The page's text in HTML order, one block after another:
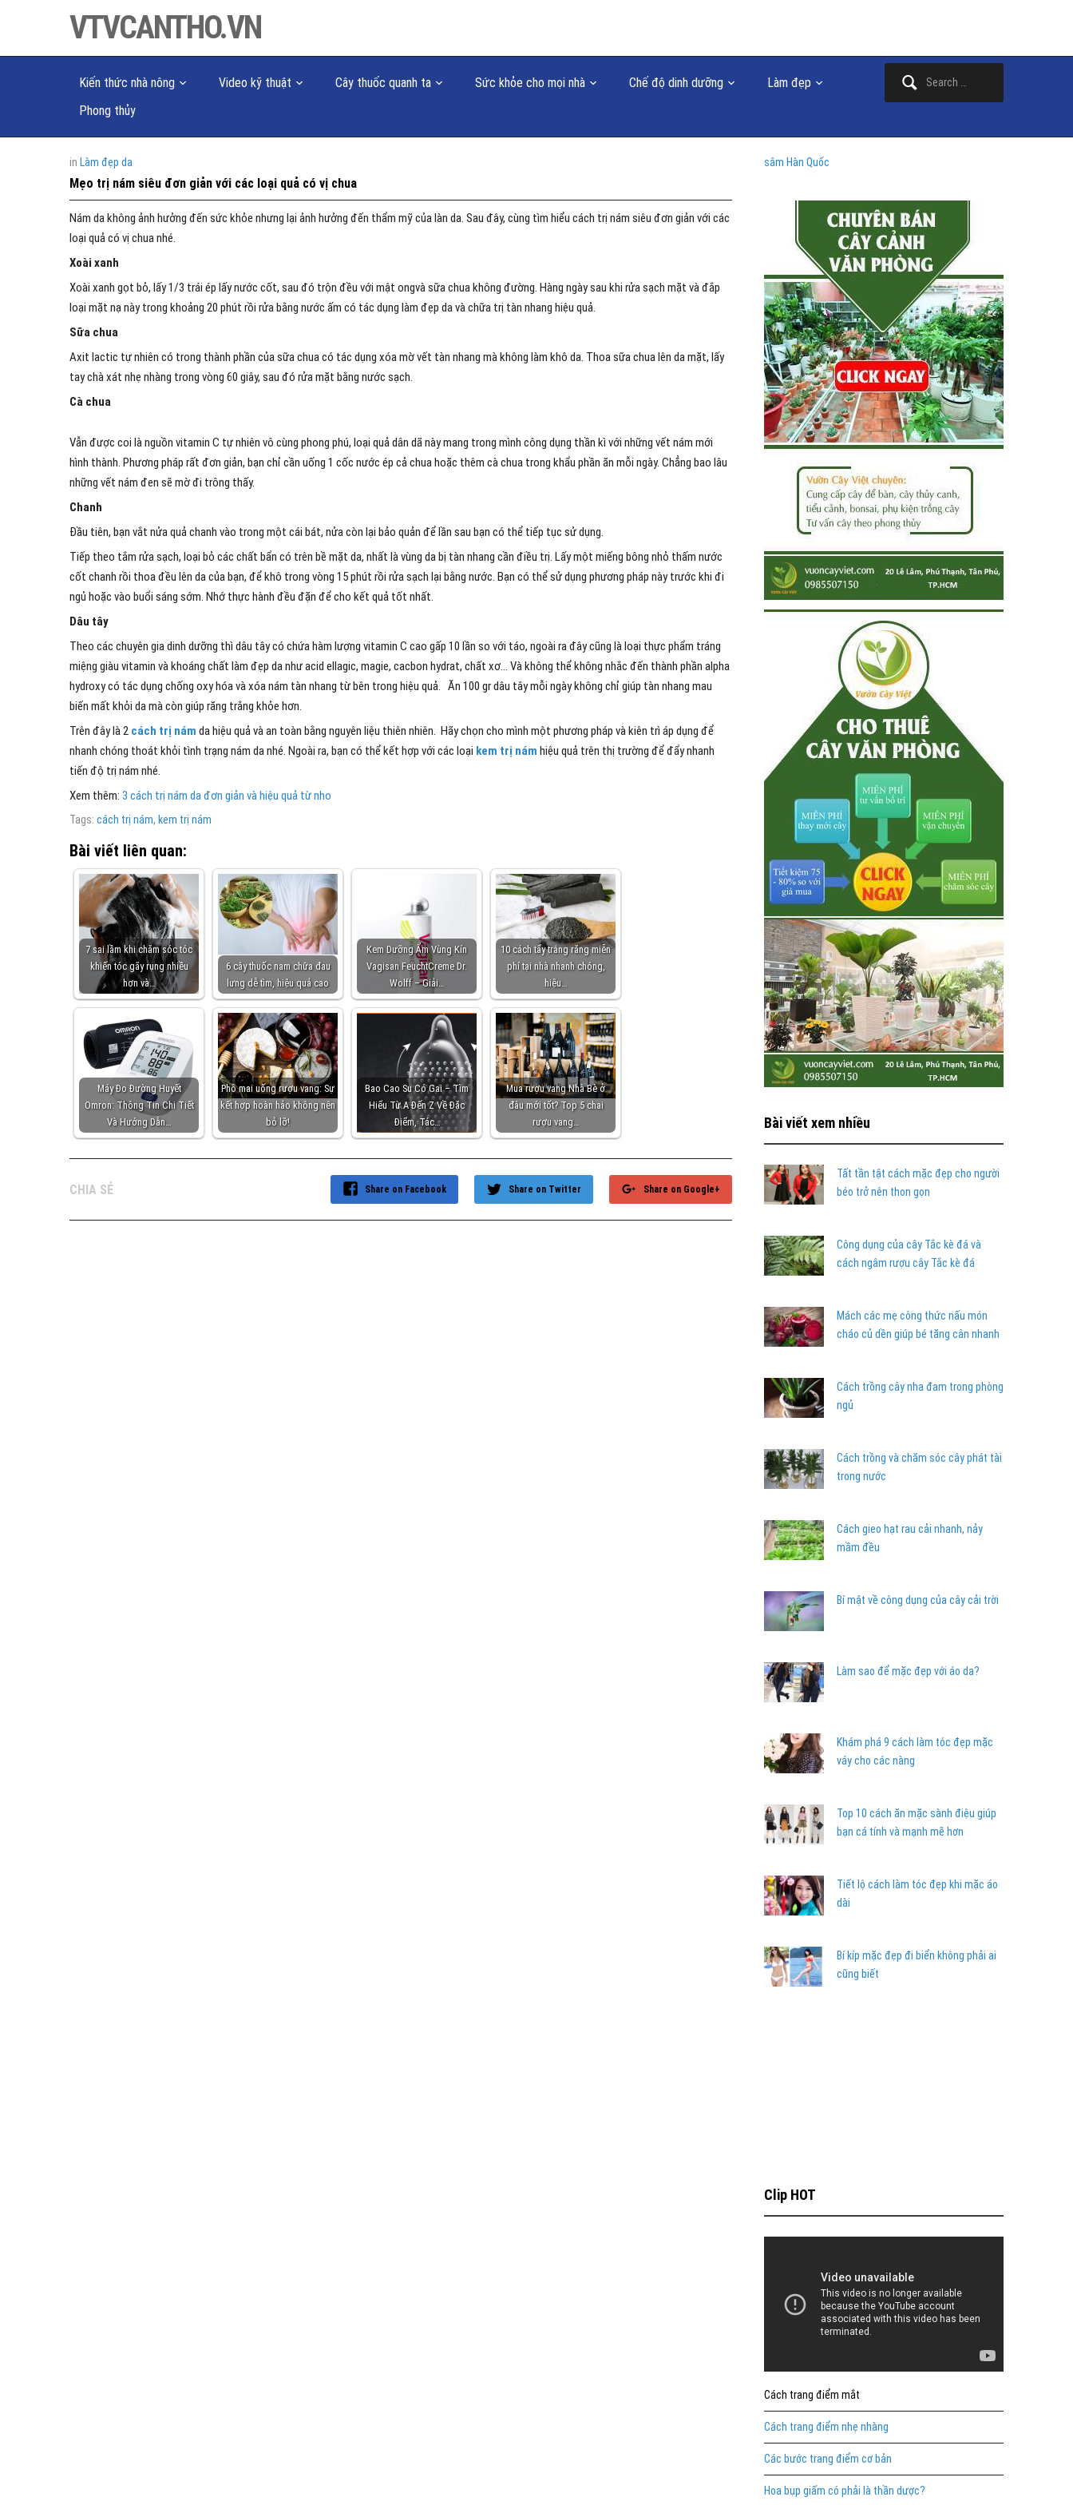
VTVCANTHO.VN
Kiến thức nhà nông Video kỹ thuật Cây thuốc quanh ta Sức khỏe cho mọi nhà Chế độ dinh dưỡng
Làm đẹp
Phong thủy
in Làm đẹp da
Mẹo trị nám siêu đơn giản với các loại quả có vị chua
Nám da không ảnh hưởng đến sức khỏe nhưng lại ảnh hưởng đến thẩm mỹ của làn da. Sau đây, cùng tìm hiểu cách trị nám siêu đơn giản với các
loại quả có vị chua nhé.
Xoài xanh
Xoài xanh gọt bỏ, lấy 1/3 trái ép lấy nước cốt, sau đó trộn đều với mật ongvà sữa chua không đường. Hàng ngày sau khi rửa sạch mặt và đắp
loại mặt nạ này trong khoảng 20 phút rồi rửa bằng nước ấm có tác dụng làm đẹp da và chữa trị tàn nhang hiệu quả.
Sữa chua
Axit lactic tự nhiên có trong thành phần của sữa chua có tác dụng xóa mờ vết tàn nhang mà không làm khô da. Thoa sữa chua lên da mặt, lấy
tay chà xát nhẹ nhàng trong vòng 60 giây, sau đó rửa mặt bằng nước sạch.
Cà chua
Vẫn được coi là nguồn vitamin C tự nhiên vô cùng phong phú, loại quả dân dã này mang trong mình công dụng thần kì với những vết nám mới
hình thành. Phương pháp rất đơn giản, bạn chỉ cần uống 1 cốc nước ép cả chua hoặc thêm cà chua trong khẩu phần ăn mỗi ngày. Chẳng bao lâu
những vết nám đen sẽ mờ đi trông thấy.
Chanh
Đầu tiên, bạn vắt nửa quả chanh vào trong một cái bát, nửa còn lại bảo quản để lần sau bạn có thể tiếp tục sử dụng.
Tiếp theo tắm rửa sạch, loại bỏ các chất bẩn có trên bề mặt da, nhất là vùng da bị tàn nhang cần điều trị. Lấy một miếng bông nhỏ thấm nước
cốt chanh rồi thoa đều lên da của bạn, để khô trong vòng 15 phút rồi rửa sạch lại bằng nước. Bạn có thể sử dụng phương pháp này trước khi đi
ngủ hoặc vào buổi sáng sớm. Nhớ thực hành đều đặn để cho kết quả tốt nhất.
Dâu tây
Theo các chuyên gia dinh dưỡng thì dâu tây có chứa hàm lượng vitamin C cao gấp 10 lần so với táo, ngoài ra đây cũng là loại thực phẩm tráng
miệng giàu vitamin và khoáng chất làm đẹp da như acid ellagic, magie, cacbon hydrat, chất xơ… Và không thể không nhắc đến thành phần alpha
hydroxy có tác dụng chống oxy hóa và xóa nám tàn nhang từ bên trong hiệu quả. Ăn 100 gr dâu tây mỗi ngày không chỉ giúp tàn nhang mau
biến mất khỏi da mà còn giúp răng trắng khỏe hơn.
Trên đây là 2 cách trị nám da hiệu quả và an toàn bằng nguyên liệu thiên nhiên. Hãy chọn cho mình một phương pháp và kiên trì áp dụng để
nhanh chóng thoát khỏi tình trạng nám da nhé. Ngoài ra, bạn có thể kết hợp với các loại kem trị nám hiệu quả trên thị trường để đẩy nhanh
tiến độ trị nám nhé.
Xem thêm: 3 cách trị nám da đơn giản và hiệu quả từ nho
Tags: cách trị nám, kem trị nám
Bài viết liên quan:
7 sai lầm khi chăm sóc tóc
khiến tóc gãy rụng nhiều
hơn và…
6 cây thuốc nam chữa đau
lưng dễ tìm, hiệu quả cao
Kem Dưỡng Ẩm Vùng Kín
Vagisan FeuchtCreme Dr.
Wolff – Giải…
10 cách tẩy trắng răng miễn
phí tại nhà nhanh chóng,
hiệu…
Máy Đo Đường Huyết
Omron: Thông Tin Chi Tiết
Và Hướng Dẫn…
Phô mai uống rượu vang: Sự
kết hợp hoàn hảo không nên
bỏ lỡ!
Bao Cao Su Có Gai – Tìm
Hiểu Từ A Đến Z Về Đặc
Điểm, Tác…
Mua rượu vang Nhà Bè ở
đâu mới tốt? Top 5 chai
rượu vang…
CHIA SẺ Share on Google+
Share on Twitter
Share on Facebook
sâm Hàn Quốc
Bài viết xem nhiều
Tất tần tật cách mặc đẹp cho người
béo trở nên thon gọn
Công dụng của cây Tắc kè đá và
cách ngâm rượu cây Tắc kè đá
Mách các mẹ công thức nấu món
cháo củ dền giúp bé tăng cân nhanh
Cách trồng cây nha đam trong phòng
ngủ
Cách trồng và chăm sóc cây phát tài
trong nước
Cách gieo hạt rau cải nhanh, nảy
mầm đều
Bí mật về công dụng của cây cải trời
Làm sao để mặc đẹp với áo da?
Khám phá 9 cách làm tóc đẹp mặc
váy cho các nàng
Top 10 cách ăn mặc sành điệu giúp
bạn cá tính và mạnh mẽ hơn
Tiết lộ cách làm tóc đẹp khi mặc áo
dài
Bí kíp mặc đẹp đi biển không phải ai
cũng biết
Clip HOT
Cách trang điểm mắt
Cách trang điểm nhẹ nhàng
Các bước trang điểm cơ bản
Hoa bụp giấm có phải là thần dược?